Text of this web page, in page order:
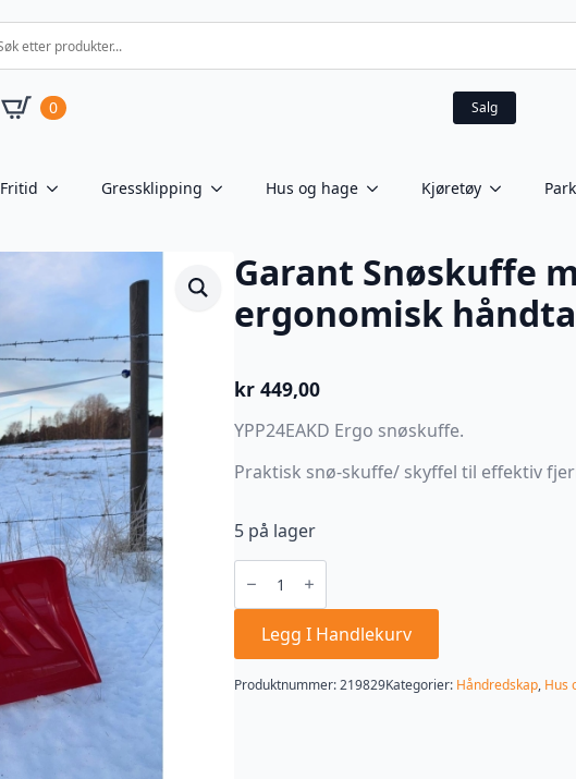
0 Salg
Fritid Gressklipping Hus og hage Kjøretøy
Garant Snøskuffe
ergonomisk
kr 449,00
YPP24EAKD Ergo snøskuffe.
Praktisk snø-skuffe/ skyffel til effektiv
5 på lager
Garant
Snøskuffe
ergonomisk
håndtak
cm
Legg I Handlekurv
Produktnummer:219829Kategorier: Håndredskap, Hus